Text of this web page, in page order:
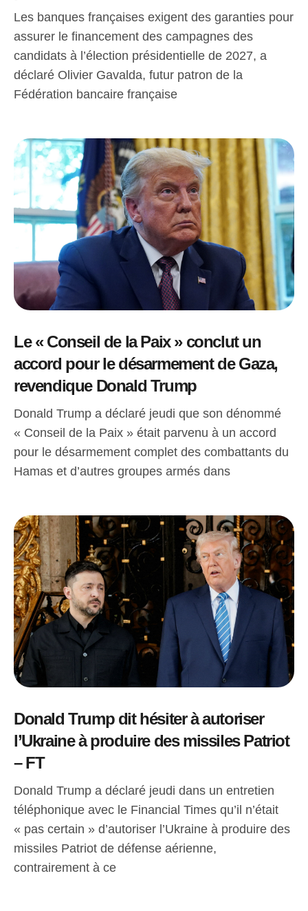
Les banques françaises exigent des garanties pour
assurer le financement des campagnes des
candidats à l’élection présidentielle de 2027, a
déclaré Olivier Gavalda, futur patron de la
Fédération bancaire française
Le « Conseil de la Paix » conclut un
accord pour le désarmement de Gaza,
revendique Donald Trump
Donald Trump a déclaré jeudi que son dénommé
« Conseil de la Paix » était parvenu à un accord
pour le désarmement complet des combattants du
Hamas et d’autres groupes armés dans
Donald Trump dit hésiter à autoriser
l’Ukraine à produire des missiles Patriot
– FT
Donald Trump a déclaré jeudi dans un entretien
téléphonique avec le Financial Times qu’il n’était
« pas certain » d’autoriser l’Ukraine à produire des
missiles Patriot de défense aérienne,
contrairement à ce